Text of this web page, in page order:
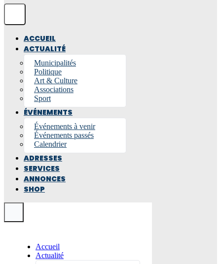
ACCUEIL
ACTUALITÉ
Municipalités
Politique
Art & Culture
Associations
Sport
ÉVÉNEMENTS
Événements à venir
Événements passés
Calendrier
ADRESSES
SERVICES
ANNONCES
SHOP
Accueil
Actualité